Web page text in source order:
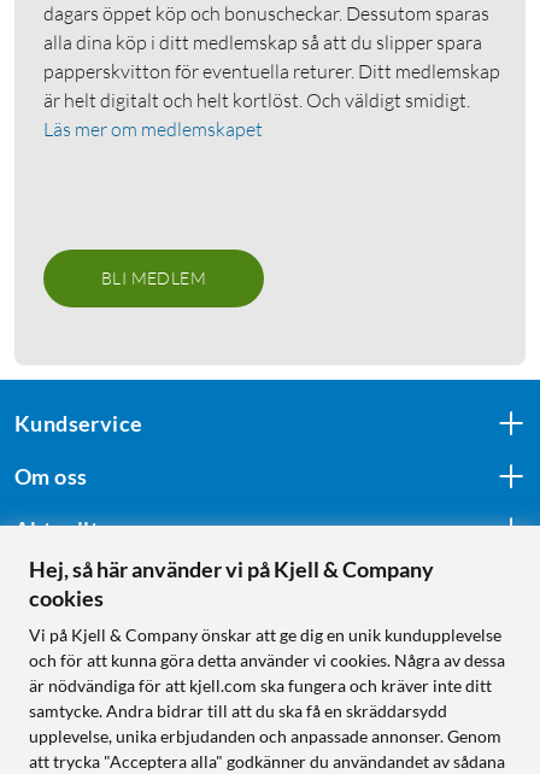
dagars öppet köp och bonuscheckar. Dessutom sparas
alla dina köp i ditt medlemskap så att du slipper spara
papperskvitton för eventuella returer. Ditt medlemskap
är helt digitalt och helt kortlöst. Och väldigt smidigt.
Läs mer om medlemskapet
BLI MEDLEM
Kundservice
Om oss
Aktuellt
Följ oss
Handla från:
Sverige
Hej, så här använder vi på Kjell & Company
cookies
Vi på Kjell & Company önskar att ge dig en unik kundupplevelse
och för att kunna göra detta använder vi cookies. Några av dessa
är nödvändiga för att kjell.com ska fungera och kräver inte ditt
samtycke. Andra bidrar till att du ska få en skräddarsydd
upplevelse, unika erbjudanden och anpassade annonser. Genom
att trycka "Acceptera alla" godkänner du användandet av sådana